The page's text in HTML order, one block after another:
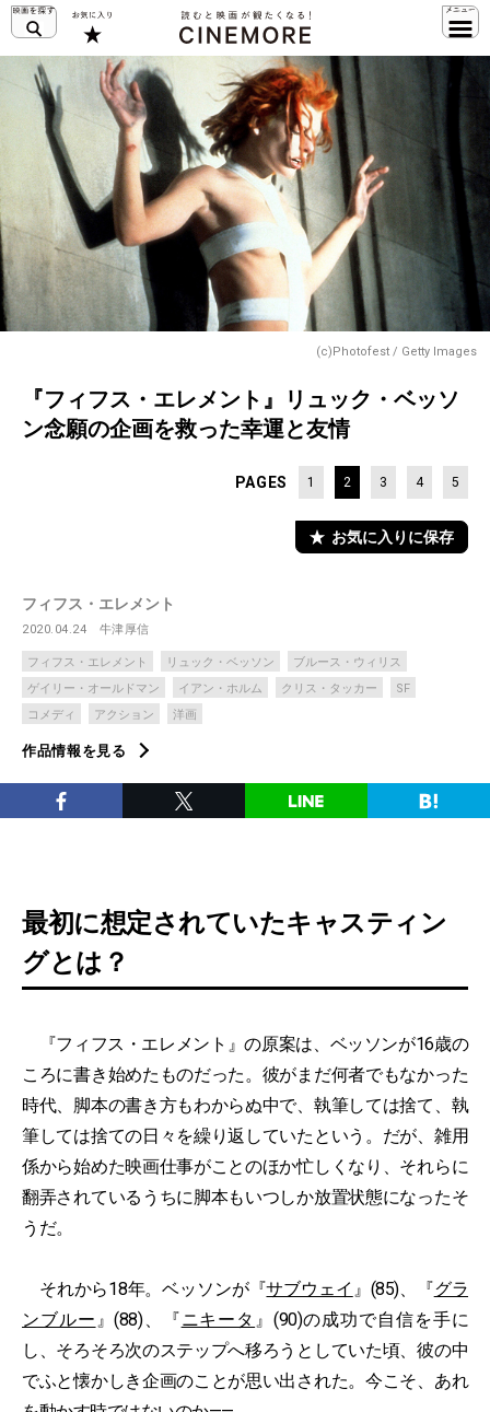
(c)Photofest / Getty Images
『フィフス・エレメント』リュック・ベッソ
ン念願の企画を救った幸運と友情
PAGES 1 2 3 4 5
お気に入りに保存
フィフス・エレメント
2020.04.24 牛津厚信
フィフス・エレメント リュック・ベッソン
ブルース・ウィリス
ゲイリー・オールドマン
イアン・ホルム クリス・タッカー
SF
コメディ
アクション 洋画
作品情報を見る
最初に想定されていたキャスティン
グとは？
『フィフス・エレメント』の原案は、ベッソンが16歳の
ころに書き始めたものだった。彼がまだ何者でもなかった
時代、脚本の書き方もわからぬ中で、執筆しては捨て、執
筆しては捨ての日々を繰り返していたという。だが、雑用
係から始めた映画仕事がことのほか忙しくなり、それらに
翻弄されているうちに脚本もいつしか放置状態になったそ
うだ。
それから18年。ベッソンが『サブウェイ 』(85)、『グラ
ンブルー 』(88)、『ニキータ 』(90)の成功で自信を手に
し、そろそろ次のステップへ移ろうとしていた頃、彼の中
でふと懐かしき企画のことが思い出された。今こそ、あれ